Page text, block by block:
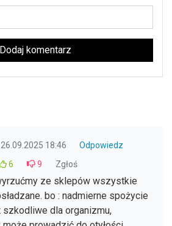
Dodaj komentarz
26.09.2025 18:46
Odpowiedz
6 9 Zgłoś
ze sklepów wszystkie
bo : nadmierne spożycie
szkodliwe dla organizmu,